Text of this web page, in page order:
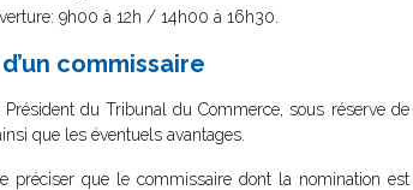
9h00 à 12h / 14h00 à 16h30.
commissaire
Président du Tribunal du Commerce, sous réserve
que les éventuels avantages.
préciser que le commissaire dont la nomination